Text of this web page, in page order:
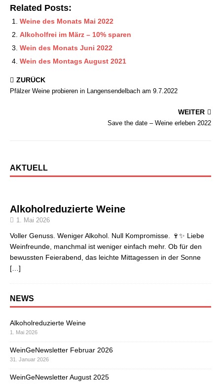
Related Posts:
Weine des Monats Mai 2022
Alkoholfrei im März – 10% sparen
Wein des Monats Juni 2022
Wein des Montags August 2021
ZURÜCK
Pfälzer Weine probieren in Langensendelbach am 9.7.2022
WEITER
Save the date – Weine erleben 2022
AKTUELL
Alkoholreduzierte Weine
1. Mai 2026
Voller Genuss. Weniger Alkohol. Null Kompromisse. 🍷✨ Liebe
Weinfreunde, manchmal ist weniger einfach mehr. Ob für den
bewussten Feierabend, das leichte Mittagessen in der Sonne
[…]
NEWS
Alkoholreduzierte Weine
1. Mai 2026
WeinGeNewsletter Februar 2026
31. Januar 2026
WeinGeNewsletter August 2025